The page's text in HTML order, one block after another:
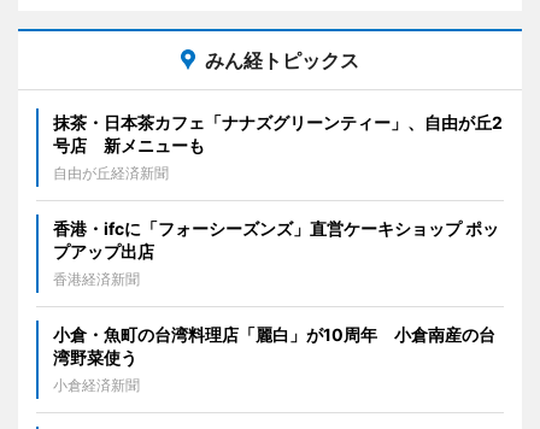
みん経トピックス
抹茶・日本茶カフェ「ナナズグリーンティー」、自由が丘2
号店 新メニューも
自由が丘経済新聞
香港・ifcに「フォーシーズンズ」直営ケーキショップ ポッ
プアップ出店
香港経済新聞
小倉・魚町の台湾料理店「麗白」が10周年 小倉南産の台
湾野菜使う
小倉経済新聞